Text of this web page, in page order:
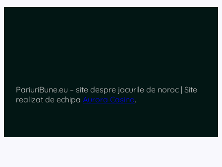
PariuriBune.eu – site despre jocurile de noroc | Site
realizat de echipa Aurora Casino.